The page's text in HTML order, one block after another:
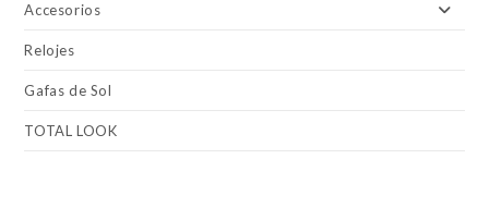
Accesorios
Relojes
Gafas de Sol
TOTAL LOOK